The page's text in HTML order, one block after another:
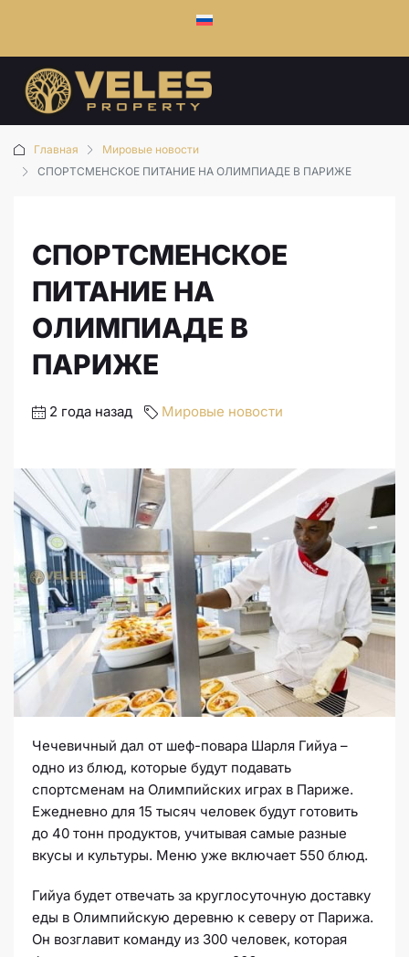
Главная
Мировые новости
СПОРТСМЕНСКОЕ ПИТАНИЕ НА ОЛИМПИАДЕ В ПАРИЖЕ
СПОРТСМЕНСКОЕ
ПИТАНИЕ НА
ОЛИМПИАДЕ В
ПАРИЖЕ
2 года назад Мировые новости
Чечевичный дал от шеф-повара Шарля Гийуа –
одно из блюд, которые будут подавать
спортсменам на Олимпийских играх в Париже.
Ежедневно для 15 тысяч человек будут готовить
до 40 тонн продуктов, учитывая самые разные
вкусы и культуры. Меню уже включает 550 блюд.
Гийуа будет отвечать за круглосуточную доставку
еды в Олимпийскую деревню к северу от Парижа.
Он возглавит команду из 300 человек, которая